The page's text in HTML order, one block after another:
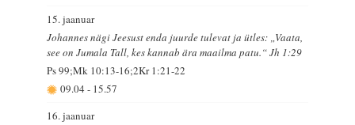
15. jaanuar
Johannes nägi Jeesust enda juurde tulevat ja ütles: „Vaata,
see on Jumala Tall, kes kannab ära maailma patu.“ Jh 1:29
Ps 99;Mk 10:13-16;2Kr 1:21-22
09.04- 15.57
16. jaanuar